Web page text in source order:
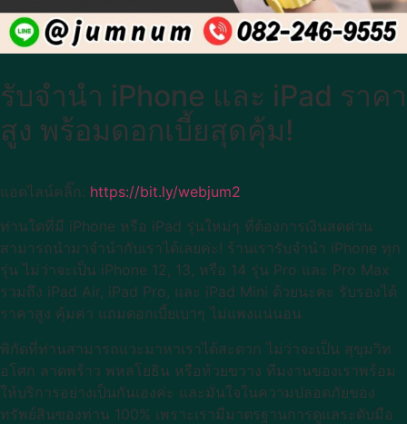
รับจำนำ iPhone และ iPad ราคา
สูง พร้อมดอกเบี้ยสุดคุ้ม!
แอดไลน์คลิ๊ก: https://bit.ly/webjum2
ท่านใดที่มี iPhone หรือ iPad รุ่นใหม่ๆ ที่ต้องการเงินสดด่วน
สามารถนำมาจำนำกับเราได้เลยค่ะ! ร้านเรารับจำนำ iPhone ทุก
รุ่น ไม่ว่าจะเป็น iPhone 12, 13, หรือ 14 รุ่น Pro และ Pro Max
รวมถึง iPad Air, iPad Pro, และ iPad Mini ด้วยนะคะ รับรองได้
ราคาสูง คุ้มค่า แถมดอกเบี้ยเบาๆ ไม่แพงแน่นอน
พิกัดที่ท่านสามารถแวะมาหาเราได้สะดวก ไม่ว่าจะเป็น สุขุมวิท
อโศก ลาดพร้าว พหลโยธิน หรือห้วยขวาง ทีมงานของเราพร้อม
ให้บริการอย่างเป็นกันเองค่ะ และมั่นใจในความปลอดภัยของ
ทรัพย์สินของท่าน 100% เพราะเรามีมาตรฐานการดูแลระดับมือ